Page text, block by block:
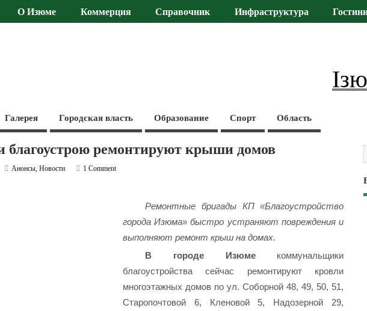
О Изюме Коммерция Справочник Инфраструктура
Галерея Городская власть Образование Спорт Область
благоустрою ремонтируют крыши домов
Анонсы,Новости
1 Comment
Ремонтные бригады КП «Благоустройство
города Изюма» быстро устраняют повреждения и
выполняют ремонт крыш на домах.
В городе Изюмекоммунальщики
благоустройства сейчас ремонтируют кровли
многоэтажных домов по ул. Соборной 48, 49, 50, 51,
Старопочтовой 6, Кленовой 5, Надозерной 29,